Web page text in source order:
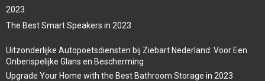
2023
The Best Smart Speakers in 2023
Uitzonderlijke Autopoetsdiensten bij Ziebart Nederland: Voor Een
Onberispelijke Glans en Bescherming
Upgrade Your Home with the Best Bathroom Storage in 2023